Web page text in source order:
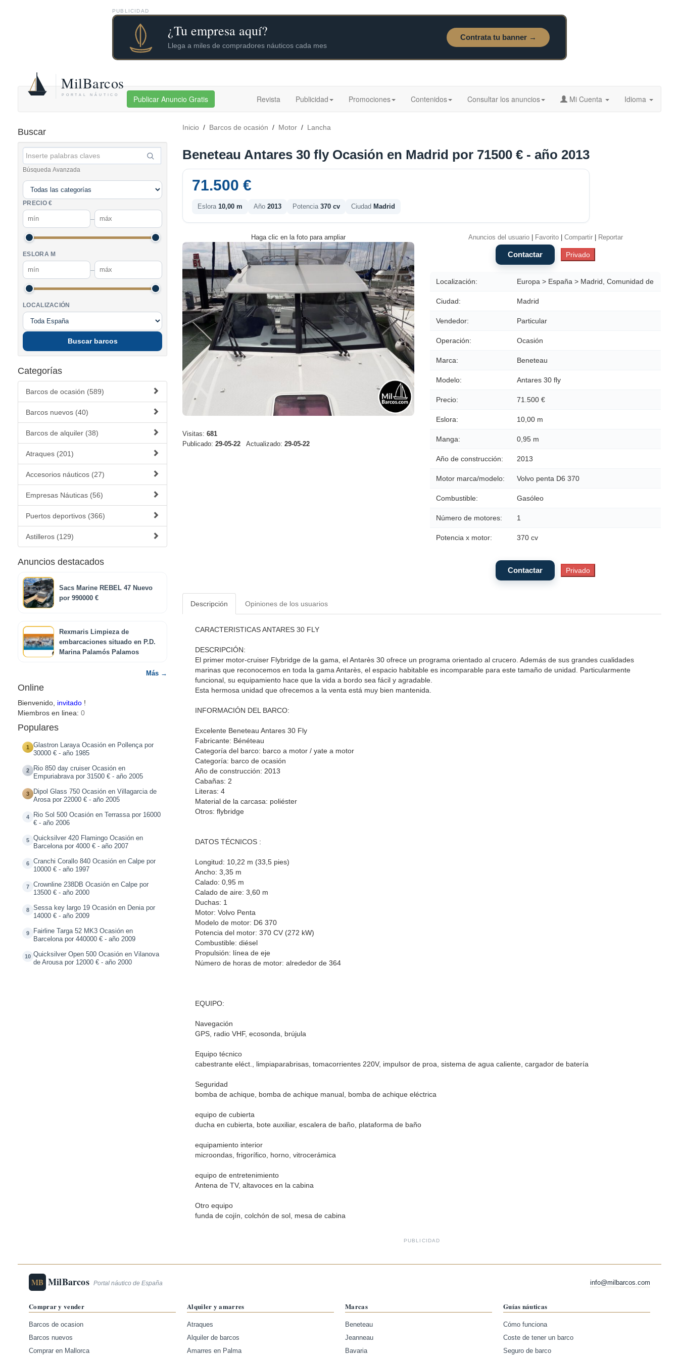
PUBLICIDAD
Publicar Anuncio Gratis Revista Publicidad Promociones Contenidos Consultar los anuncios Mi Cuenta Idioma
Buscar
Búsqueda Avanzada
PRECIO €
–
ESLORA M
–
LOCALIZACIÓN
Buscar barcos
Categorías
Barcos de ocasión (589)
Barcos nuevos (40)
Barcos de alquiler (38)
Atraques (201)
Accesorios náuticos (27)
Empresas Náuticas (56)
Puertos deportivos (366)
Astilleros (129)
Anuncios destacados
Sacs Marine REBEL 47 Nuevo
por 990000 €
Rexmaris Limpieza de
embarcaciones situado en P.D.
Marina Palamós Palamos
Más →
Online
Bienvenido, invitado !
Miembros en linea: 0
Populares
1
Glastron Laraya Ocasión en Pollença por
30000 € - año 1985
2
Rio 850 day cruiser Ocasión en
Empuriabrava por 31500 € - año 2005
3
Dipol Glass 750 Ocasión en Villagarcia de
Arosa por 22000 € - año 2005
4
Rio Sol 500 Ocasión en Terrassa por 16000
€ - año 2006
5
Quicksilver 420 Flamingo Ocasión en
Barcelona por 4000 € - año 2007
6
Cranchi Corallo 840 Ocasión en Calpe por
10000 € - año 1997
7
Crownline 238DB Ocasión en Calpe por
13500 € - año 2000
8
Sessa key largo 19 Ocasión en Denia por
14000 € - año 2009
9
Fairline Targa 52 MK3 Ocasión en
Barcelona por 440000 € - año 2009
10 Quicksilver Open 500 Ocasión en Vilanova
de Arousa por 12000 € - año 2000
Inicio / Barcos de ocasión / Motor / Lancha
Beneteau Antares 30 fly Ocasión en Madrid por 71500 € - año 2013
71.500 €
Eslora 10,00 m Año 2013 Potencia 370 cv Ciudad Madrid
Haga clic en la foto para ampliar
Visitas: 681
Publicado: 29-05-22 Actualizado: 29-05-22
Anuncios del usuario| Favorito| Compartir| Reportar
Localización: Europa > España > Madrid, Comunidad de
Ciudad: Madrid
Vendedor: Particular
Operación: Ocasión
Marca: Beneteau
Modelo: Antares 30 fly
Precio: 71.500 €
Eslora: 10,00 m
Manga: 0,95 m
Año de construcción: 2013
Motor marca/modelo: Volvo penta D6 370
Combustible: Gasóleo
Número de motores: 1
Potencia x motor: 370 cv
Descripción Opiniones de los usuarios
CARACTERISTICAS ANTARES 30 FLY
DESCRIPCIÓN:
El primer motor-cruiser Flybridge de la gama, el Antarès 30 ofrece un programa orientado al crucero. Además de sus grandes cualidades
marinas que reconocemos en toda la gama Antarès, el espacio habitable es incomparable para este tamaño de unidad. Particularmente
funcional, su equipamiento hace que la vida a bordo sea fácil y agradable.
Esta hermosa unidad que ofrecemos a la venta está muy bien mantenida.
INFORMACIÓN DEL BARCO:
Excelente Beneteau Antares 30 Fly
Fabricante: Bénéteau
Categoría del barco: barco a motor / yate a motor
Categoría: barco de ocasión
Año de construcción: 2013
Cabañas: 2
Literas: 4
Material de la carcasa: poliéster
Otros: flybridge
DATOS TÉCNICOS :
Longitud: 10,22 m (33,5 pies)
Ancho: 3,35 m
Calado: 0,95 m
Calado de aire: 3,60 m
Duchas: 1
Motor: Volvo Penta
Modelo de motor: D6 370
Potencia del motor: 370 CV (272 kW)
Combustible: diésel
Propulsión: línea de eje
Número de horas de motor: alrededor de 364
EQUIPO:
Navegación
GPS, radio VHF, ecosonda, brújula
Equipo técnico
cabestrante eléct., limpiaparabrisas, tomacorrientes 220V, impulsor de proa, sistema de agua caliente, cargador de batería
Seguridad
bomba de achique, bomba de achique manual, bomba de achique eléctrica
equipo de cubierta
ducha en cubierta, bote auxiliar, escalera de baño, plataforma de baño
equipamiento interior
microondas, frigorífico, horno, vitrocerámica
equipo de entretenimiento
Antena de TV, altavoces en la cabina
Otro equipo
funda de cojín, colchón de sol, mesa de cabina
PUBLICIDAD
MB MilBarcos Portal náutico de España info@milbarcos.com
Comprar y vender
Barcos de ocasion
Barcos nuevos
Comprar en Mallorca
Alquiler y amarres
Atraques
Alquiler de barcos
Amarres en Palma
Marcas
Beneteau
Jeanneau
Bavaria
Guías náuticas
Cómo funciona
Coste de tener un barco
Seguro de barco